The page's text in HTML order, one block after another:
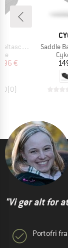
LED Licht
pris
€
(0)
Artikel
Saddle
"Vi gør alt for
Portofri